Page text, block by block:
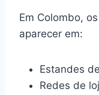
Em Colombo,
aparecer em:
Estandes
Redes de